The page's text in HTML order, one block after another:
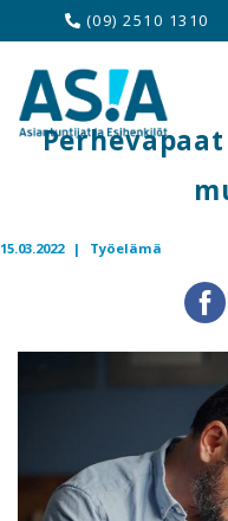
(09) 2510 1310
15.03.2022 | Työelämä